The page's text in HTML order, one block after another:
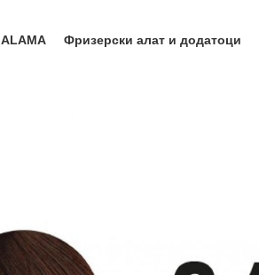
ALAMA Фризерски алат и додатоци